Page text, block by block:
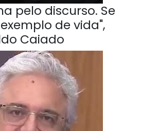
pelo discurso. Se
de vida",
Caiado